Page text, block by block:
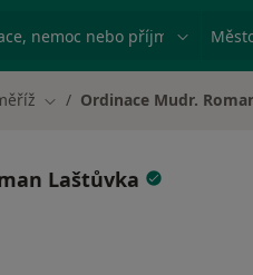
nemoc nebo příjmení
Změna města
Ordinace Mudr.
Laštůvka